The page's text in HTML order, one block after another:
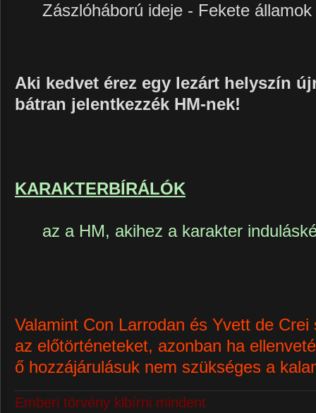
Zászlóháború ideje - Fekete államok
Aki kedvet érez egy lezárt helyszín
bátran jelentkezzék HM-nek!
KARAKTERBÍRÁLÓK
az a HM, akihez a karakter
Valamint Con Larrodan és Yvett de
az előtörténeteket, azonban ha
ő hozzájárulásuk nem szükséges a
Emberi törvény kibírni mindent